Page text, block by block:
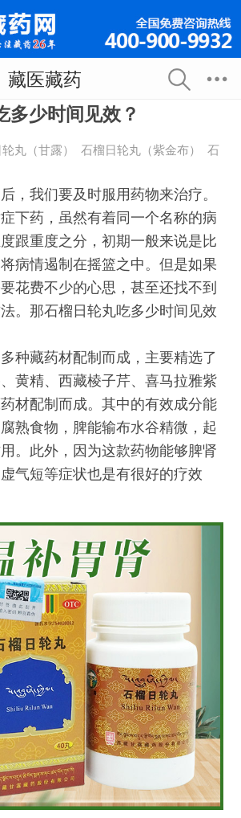
藏医藏药
多少时间见效？
丸（甘露） 石榴日轮丸（紫金布）
石
我们要及时服用药物来治疗。
下药，虽然有着同一个名称的病
跟重度之分，初期一般来说是比
病情遏制在摇篮之中。但是如果
花费不少的心思，甚至还找不到
。那石榴日轮丸吃多少时间见效
藏药材配制而成，主要精选了
黄精、西藏棱子芹、喜马拉雅紫
材配制而成。其中的有效成分能
熟食物，脾能输布水谷精微，起
。此外，因为这款药物能够脾肾
气短等症状也是有很好的疗效